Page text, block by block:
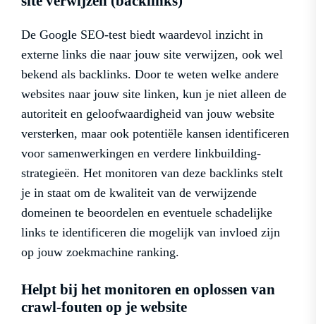
De Google SEO-test biedt waardevol inzicht in
externe links die naar jouw site verwijzen, ook wel
bekend als backlinks. Door te weten welke andere
websites naar jouw site linken, kun je niet alleen de
autoriteit en geloofwaardigheid van jouw website
versterken, maar ook potentiële kansen identificeren
voor samenwerkingen en verdere linkbuilding-
strategieën. Het monitoren van deze backlinks stelt
je in staat om de kwaliteit van de verwijzende
domeinen te beoordelen en eventuele schadelijke
links te identificeren die mogelijk van invloed zijn
op jouw zoekmachine ranking.
Helpt bij het monitoren en oplossen van
crawl-fouten op je website